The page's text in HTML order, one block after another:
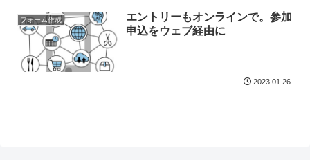
フォーム作成
エントリーもオンラインで。参加
申込をウェブ経由に
2023.01.26